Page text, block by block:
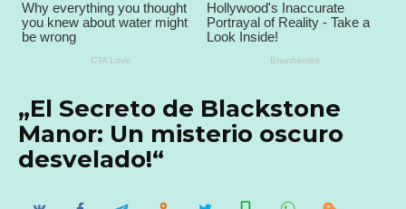
„El Secreto de Blackstone
Manor: Un misterio oscuro
desvelado!“